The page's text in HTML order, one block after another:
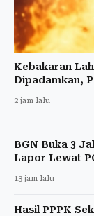
Kebakaran
Dipadamkan,
2 jam lalu
BGN Buka 3
Lapor Lewat
13 jam lalu
Hasil PPPK